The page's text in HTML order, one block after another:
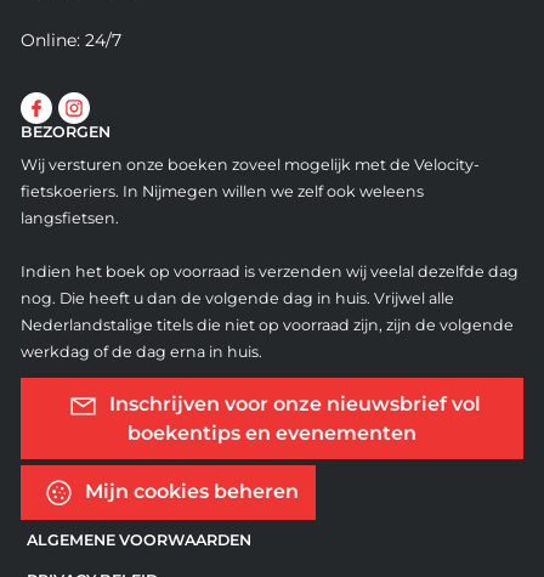
Online: 24/7
BEZORGEN
Wij versturen onze boeken zoveel mogelijk met de Velocity-
fietskoeriers. In Nijmegen willen we zelf ook weleens
langsfietsen.
Indien het boek op voorraad is verzenden wij veelal dezelfde dag
nog. Die heeft u dan de volgende dag in huis. Vrijwel alle
Nederlandstalige titels die niet op voorraad zijn, zijn de volgende
werkdag of de dag erna in huis.
Inschrijven voor onze nieuwsbrief vol
boekentips en evenementen
Mijn cookies beheren
ALGEMENE VOORWAARDEN